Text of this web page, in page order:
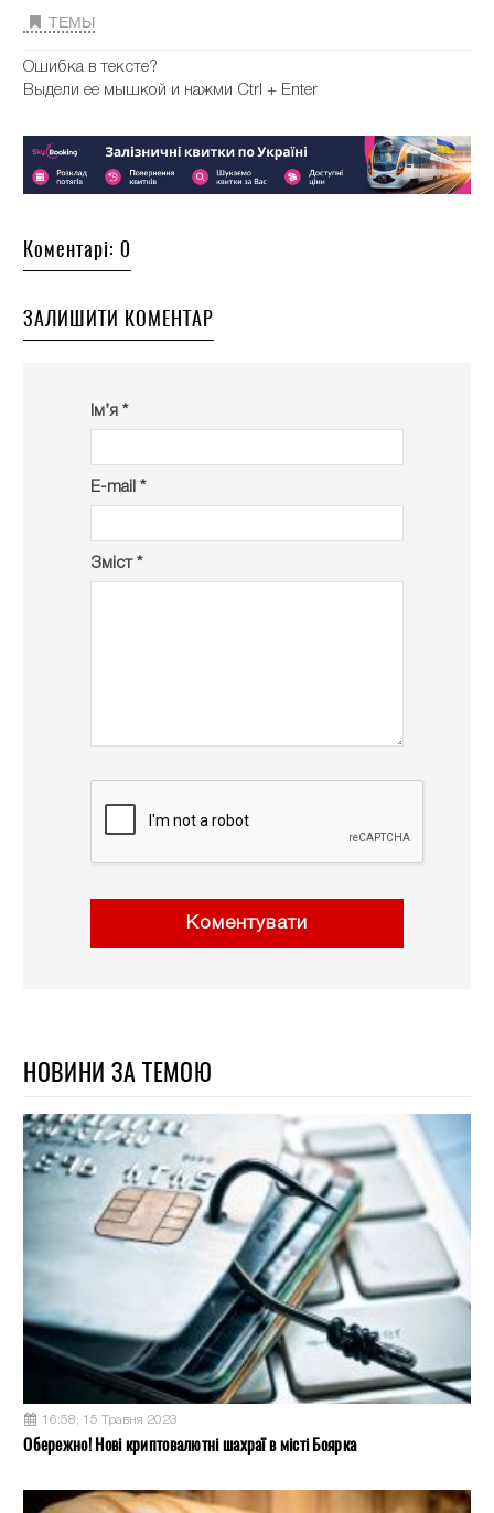
ТЕМЫ
Ошибка в тексте?
Выдели ее мышкой и нажми Ctrl + Enter
Коментарі: 0
ЗАЛИШИТИ КОМЕНТАР
Ім’я *
E-mail *
Зміст *
Коментувати
НОВИНИ ЗА ТЕМОЮ
16:58, 15 Травня 2023
Обережно! Нові криптовалютні шахраї в місті Боярка